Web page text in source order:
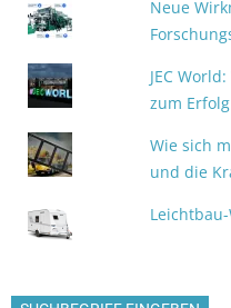
Neue
JEC
zum
Wie sich
und die